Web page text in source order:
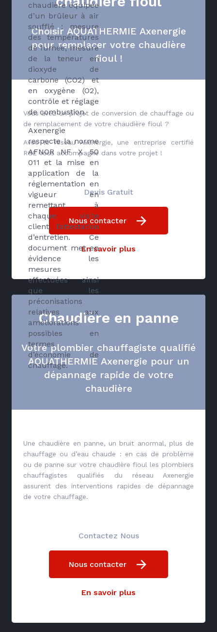
chaudière équipée
d’un brûleur à air
soufflé : mesure
des températures
de fumée, mesure
de la teneur en
dioxyde de
carbone (CO2) et
en oxygène (O2),
contrôle et réglage
de combustion.
Axenergie
respecte la norme
AFNOR NF X 50
011 et la mise en
application de la
réglementation en
vigueur en
remettant à
chaque visite
client, l’attestation
d’entretien. Ce
document met en
évidence les
mesures
effectuées ainsi
que les
préconisations
relatives aux
améliorations
possibles en
termes
d’économie de
chauffage.
Choisir AQUATHERMIE Axenergie
pour remplacer votre chaudière
fioul !
Vous avez un projet de conversion de chauffage ou
de remplacement de votre chaudière fioul ?
Avec le réseau Axenergie, une entreprise certifié
RGE vous accompagne dans votre projet !
Devis Gratuit
Nous contacter
En savoir plus
Chaudière en panne
Votre plombier chauffagiste qualifié
AQUATHERMIE Axenergie pour un
dépannage rapide de votre
chaudière
Une chaudière en panne, un bruit anormal, plus de
chauffage ou d’eau chaude : en cas de problème
ou de panne sur votre chaudière fioul les plombiers
chauffagistes qualifiés du réseau Axenergie
assurent des interventions rapides de dépannage
de votre chauffage.
Contactez Nous
Nous contacter
En savoir plus